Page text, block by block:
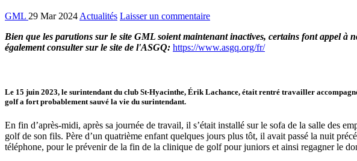
GML 29 Mar 2024Actualités Laisser un commentaire
Bien que les parutions sur le site GML soient maintenant inactives, certains font appel à
également consulter sur le site de l'ASGQ: https://www.asgq.org/fr/
Le 15 juin 2023, le surintendant du club St-Hyacinthe, Érik Lachance, était rentré travailler
golf a fort probablement sauvé la vie du surintendant.
En fin d’après-midi, après sa journée de travail, il s’était installé sur le sofa de la salle des
golf de son fils. Père d’un quatrième enfant quelques jours plus tôt, il avait passé la nuit
téléphone, pour le prévenir de la fin de la clinique de golf pour juniors et ainsi regagner le